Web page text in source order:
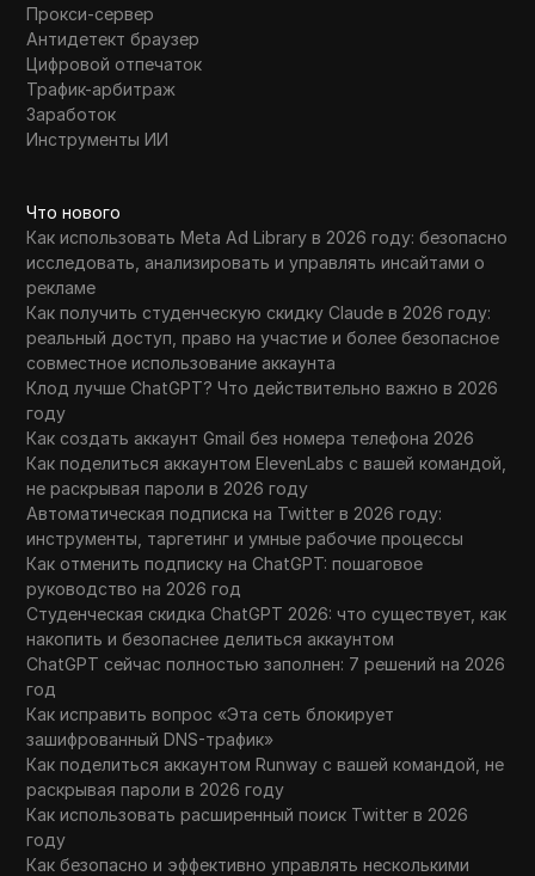
Прокси-сервер
Антидетект браузер
Цифровой отпечаток
Трафик-арбитраж
Заработок
Инструменты ИИ
Что нового
Как использовать Meta Ad Library в 2026 году: безопасно
исследовать, анализировать и управлять инсайтами о
рекламе
Как получить студенческую скидку Claude в 2026 году:
реальный доступ, право на участие и более безопасное
совместное использование аккаунта
Клод лучше ChatGPT? Что действительно важно в 2026
году
Как создать аккаунт Gmail без номера телефона 2026
Как поделиться аккаунтом ElevenLabs с вашей командой,
не раскрывая пароли в 2026 году
Автоматическая подписка на Twitter в 2026 году:
инструменты, таргетинг и умные рабочие процессы
Как отменить подписку на ChatGPT: пошаговое
руководство на 2026 год
Студенческая скидка ChatGPT 2026: что существует, как
накопить и безопаснее делиться аккаунтом
ChatGPT сейчас полностью заполнен: 7 решений на 2026
год
Как исправить вопрос «Эта сеть блокирует
зашифрованный DNS-трафик»
Как поделиться аккаунтом Runway с вашей командой, не
раскрывая пароли в 2026 году
Как использовать расширенный поиск Twitter в 2026
году
Как безопасно и эффективно управлять несколькими